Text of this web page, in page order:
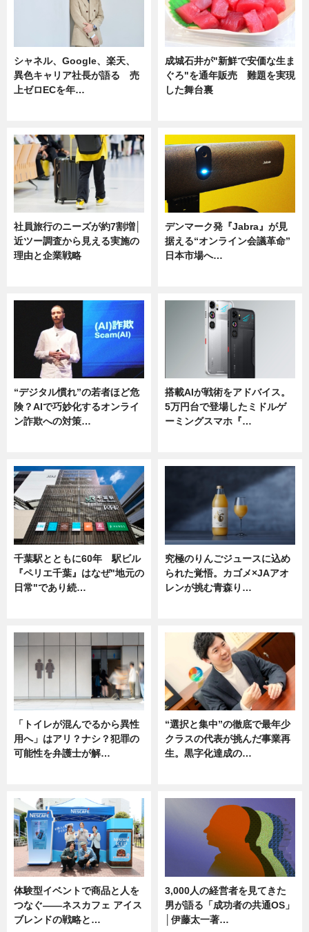
シャネル、Google、楽天、
異色キャリア社長が語る 売
上ゼロECを年…
成城石井が"新鮮で安価な生ま
ぐろ"を通年販売 難題を実現
した舞台裏
社員旅行のニーズが約7割増│
近ツー調査から見える実施の
理由と企業戦略
デンマーク発『Jabra』が見
据える“オンライン会議革命”
日本市場へ…
“デジタル慣れ”の若者ほど危
険？AIで巧妙化するオンライ
ン詐欺への対策…
搭載AIが戦術をアドバイス。
5万円台で登場したミドルゲ
ーミングスマホ『…
千葉駅とともに60年 駅ビル
『ペリエ千葉』はなぜ"地元の
日常"であり続…
究極のりんごジュースに込め
られた覚悟。カゴメ×JAアオ
レンが挑む青森り…
「トイレが混んでるから異性
用へ」はアリ？ナシ？犯罪の
可能性を弁護士が解…
“選択と集中”の徹底で最年少
クラスの代表が挑んだ事業再
生。黒字化達成の…
体験型イベントで商品と人を
つなぐ――ネスカフェ アイス
ブレンドの戦略と…
3,000人の経営者を見てきた
男が語る「成功者の共通OS」
│伊藤太一著…